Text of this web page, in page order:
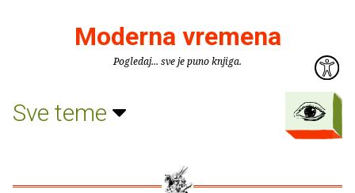
Moderna vremena
Pogledaj... sve je puno knjiga.
Sve teme